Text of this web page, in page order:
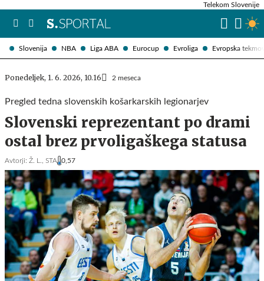
Slovenija NBA Liga ABA Eurocup Evroliga Evropska
Telekom Slovenije
Ponedeljek, 1. 6. 2026, 10.16 2 meseca
Pregled tedna slovenskih košarkarskih legionarjev
Slovenski reprezentant po drami
ostal brez prvoligaškega statusa
Avtorji: Ž. L., STA 0,57